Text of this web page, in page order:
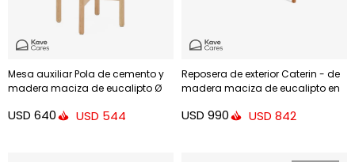
Mesa auxiliar Pola de cemento y
madera maciza de eucalipto Ø
USD 640 USD 544
Reposera de exterior Caterin - de
madera maciza de eucalipto en
USD 990 USD 842